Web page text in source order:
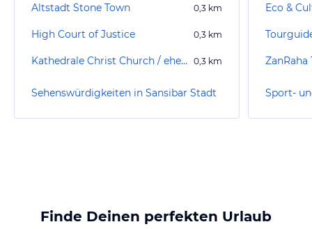
Altstadt Stone Town 0,3 km
High Court of Justice 0,3 km
Kathedrale Christ Church / ehemaliger Sklavenmarkt 0,3 km
Sehenswürdigkeiten in Sansibar Stadt
Eco &
ZanRaha
Finde Deinen perfekten Urlaub